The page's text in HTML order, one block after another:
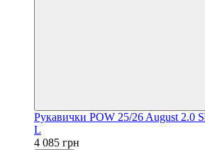
Рукавички POW 25/26 August 2.0
L
4 085 грн